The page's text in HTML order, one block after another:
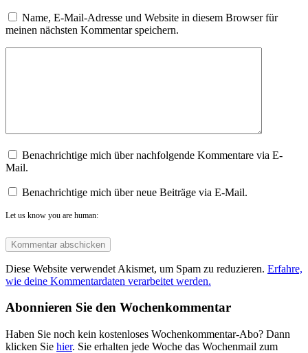
Name, E-Mail-Adresse und Website in diesem Browser für
meinen nächsten Kommentar speichern.
Benachrichtige mich über nachfolgende Kommentare via E-
Mail.
Benachrichtige mich über neue Beiträge via E-Mail.
Let us know you are human:
Diese Website verwendet Akismet, um Spam zu reduzieren. Erfahre,
wie deine Kommentardaten verarbeitet werden.
Abonnieren Sie den Wochenkommentar
Haben Sie noch kein kostenloses Wochenkommentar-Abo? Dann
klicken Sie hier. Sie erhalten jede Woche das Wochenmail zum